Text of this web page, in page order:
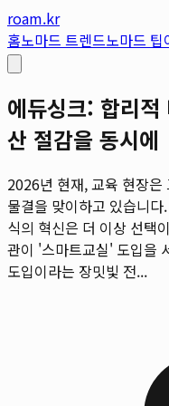
roam.kr
홈노마드 트렌드노마드 팁
에듀싱크: 합리적
산 절감을 동시에
2026년 현재, 교육 현장은
물결을 맞이하고 있습니
식의 혁신은 더 이상 선택
관이 '스마트교실' 도입을
도입이라는 장밋빛 전...